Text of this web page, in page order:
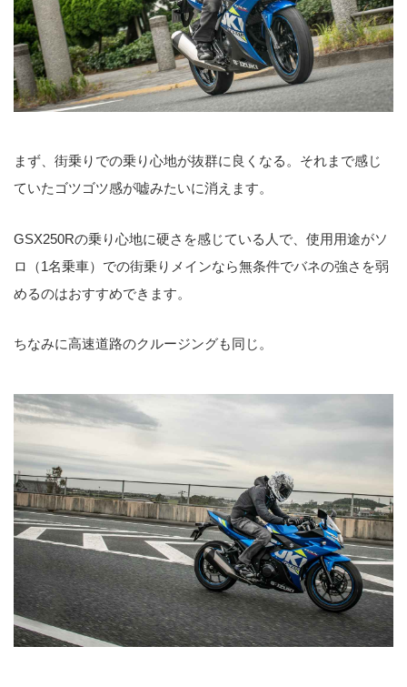
まず、街乗りでの乗り心地が抜群に良くなる。それまで感じ
ていたゴツゴツ感が嘘みたいに消えます。
GSX250Rの乗り心地に硬さを感じている人で、使用用途がソ
ロ（1名乗車）での街乗りメインなら無条件でバネの強さを弱
めるのはおすすめできます。
ちなみに高速道路のクルージングも同じ。